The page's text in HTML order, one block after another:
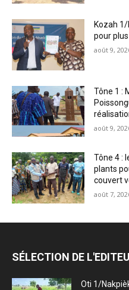
Kozah
pour
août 9,
Tône 1 :
août 9,
Tône 4 :
plants
couvert
août 7,
SÉLECTION DE
Oti 1/